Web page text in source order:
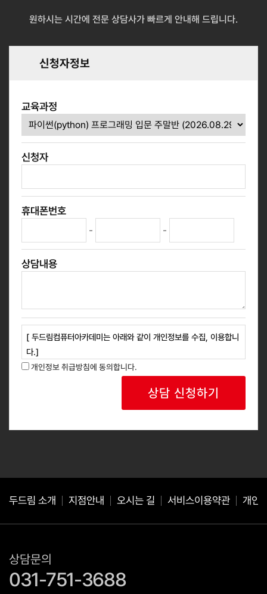
원하시는 시간에 전문 상담사가 빠르게 안내해 드립니다.
신청자정보
교육과정
신청자
휴대폰번호
- -
상담내용
[ 두드림컴퓨터아카데미는 아래와 같이 개인정보를 수집, 이용합니
다.]
1. 개인정보 수집 목적 : 교육과정 안내, 신규 과정 홍보 등 광고성
3. 보유 및 이용기간: 회사는 개인정보 수집 및 사용 목적 완료 후
개인정보 취급방침에 동의합니다.
두드림 소개 지점안내 오시는 길 서비스이용약관 개인
상담문의
031-751-3688